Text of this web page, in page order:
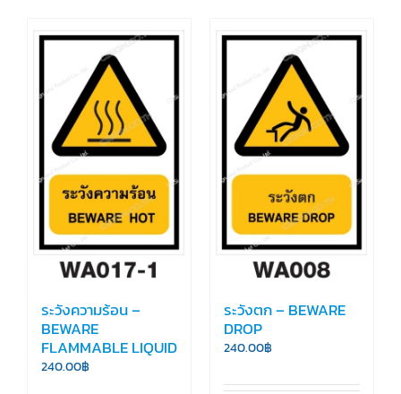
ระวังความร้อน –
BEWARE
FLAMMABLE LIQUID
240.00฿
ระวังตก – BEWARE
DROP
240.00฿